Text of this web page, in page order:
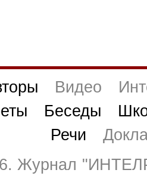
Видео
Беседы
Речи
Журнал